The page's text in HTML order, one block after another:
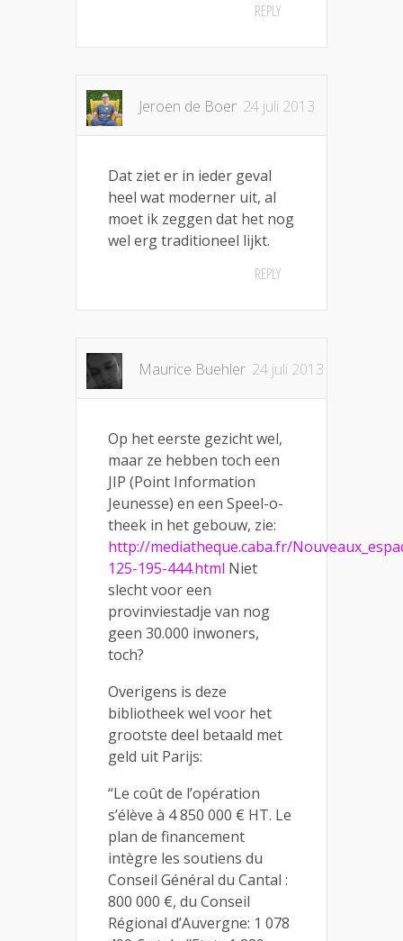
REPLY
Jeroen de Boer 24 juli 2013
Dat ziet er in ieder geval
heel wat moderner uit, al
moet ik zeggen dat het nog
wel erg traditioneel lijkt.
REPLY
Maurice Buehler 24 juli 2013
Op het eerste gezicht wel,
maar ze hebben toch een
JIP (Point Information
Jeunesse) en een Speel-o-
theek in het gebouw, zie:
http://mediatheque.caba.fr/
125-195-444.html Niet
slecht voor een
provinviestadje van nog
geen 30.000 inwoners,
toch?
Overigens is deze
bibliotheek wel voor het
grootste deel betaald met
geld uit Parijs:
“Le coût de l’opération
s’élève à 4 850 000 € HT. Le
plan de financement
intègre les soutiens du
Conseil Général du Cantal :
800 000 €, du Conseil
Régional d’Auvergne: 1 078